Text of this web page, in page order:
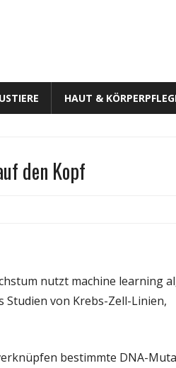
HAUT &
den Kopf
nutzt machine learning
Studien von Krebs-Zell-Linien,
bestimmte DNA-